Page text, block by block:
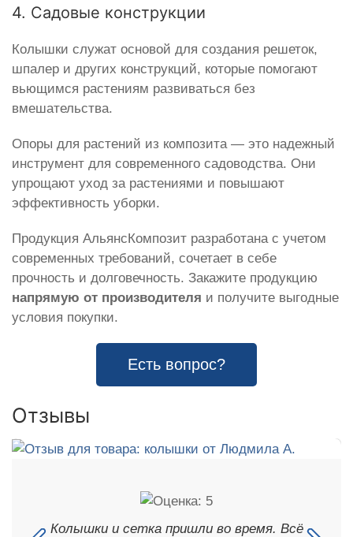
4. Садовые конструкции
Колышки служат основой для создания решеток,
шпалер и других конструкций, которые помогают
вьющимся растениям развиваться без
вмешательства.
Опоры для растений из композита — это надежный
инструмент для современного садоводства. Они
упрощают уход за растениями и повышают
эффективность уборки.
Продукция АльянсКомпозит разработана с учетом
современных требований, сочетает в себе
прочность и долговечность. Закажите продукцию
напрямую от производителя и получите выгодные
условия покупки.
Есть вопрос?
Отзывы
Колышки и сетка пришли во время. Всё